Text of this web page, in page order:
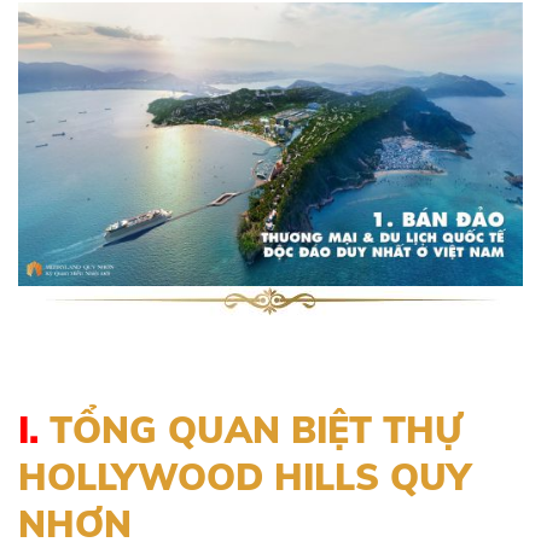
I. TỔNG QUAN BIỆT THỰ
HOLLYWOOD HILLS QUY
NHƠN